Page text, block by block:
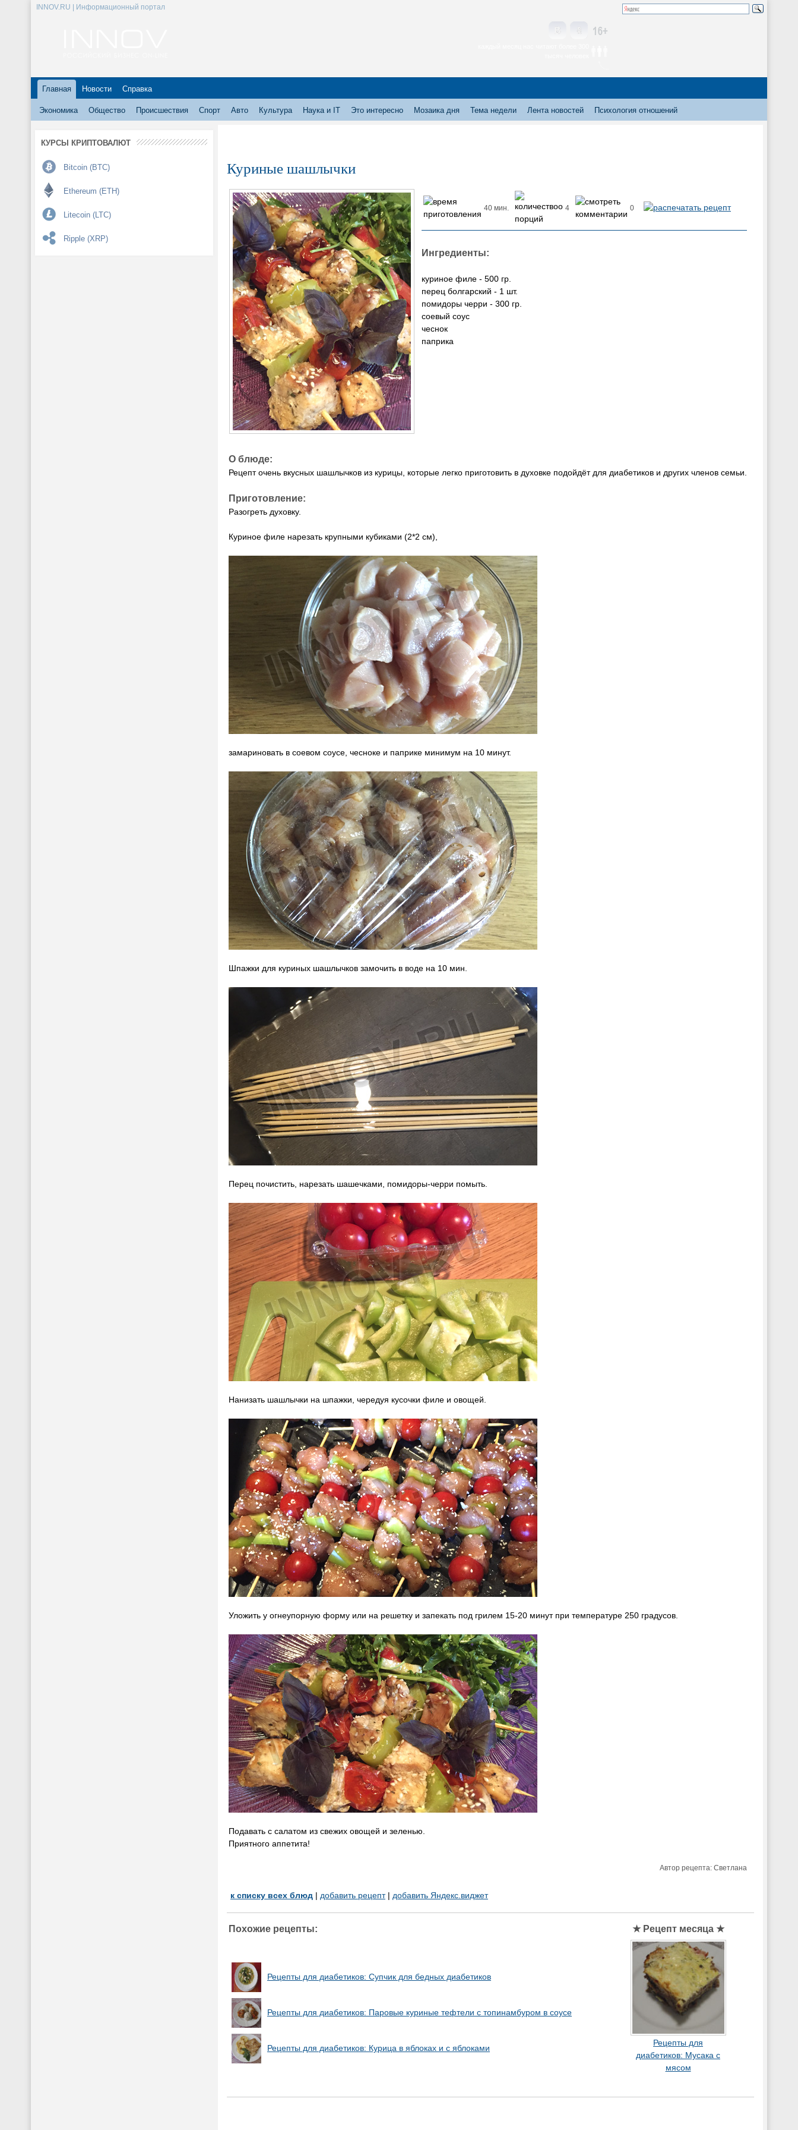
INNOV.RU | Информационный портал
Главная Новости Справка
Экономика Общество Происшествия Спорт Авто Культура Наука и IT Это интересно Мозаика дня Тема недели Лента новостей Психология отношений
КУРСЫ КРИПТОВАЛЮТ
Bitcoin (BTC)
Ethereum (ETH)
Litecoin (LTC)
Ripple (XRP)
Куриные шашлычки
40 мин. 4 0
Ингредиенты:
куриное филе - 500 гр.
перец болгарский - 1 шт.
помидоры черри - 300 гр.
соевый соус
чеснок
паприка
О блюде:
Рецепт очень вкусных шашлычков из курицы, которые легко приготовить в духовке подойдёт для диабетиков и других членов семьи.
Приготовление:
Разогреть духовку.
Куриное филе нарезать крупными кубиками (2*2 см),
замариновать в соевом соусе, чесноке и паприке минимум на 10 минут.
Шпажки для куриных шашлычков замочить в воде на 10 мин.
Перец почистить, нарезать шашечками, помидоры-черри помыть.
Нанизать шашлычки на шпажки, чередуя кусочки филе и овощей.
Уложить у огнеупорную форму или на решетку и запекать под грилем 15-20 минут при температуре 250 градусов.
Подавать с салатом из свежих овощей и зеленью.
Приятного аппетита!
Автор рецепта: Светлана
к списку всех блюд | добавить рецепт| добавить Яндекс.виджет
Похожие рецепты: ★ Рецепт месяца ★
Рецепты для диабетиков: Супчик для бедных диабетиков
Рецепты для диабетиков: Паровые куриные тефтели с топинамбуром в соусе
Рецепты для диабетиков: Курица в яблоках и с яблоками
Рецепты для
диабетиков: Мусака с
мясом